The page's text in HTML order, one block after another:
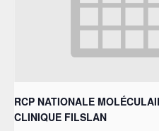
RCP NATIONALE
CLINIQUE FILSLAN